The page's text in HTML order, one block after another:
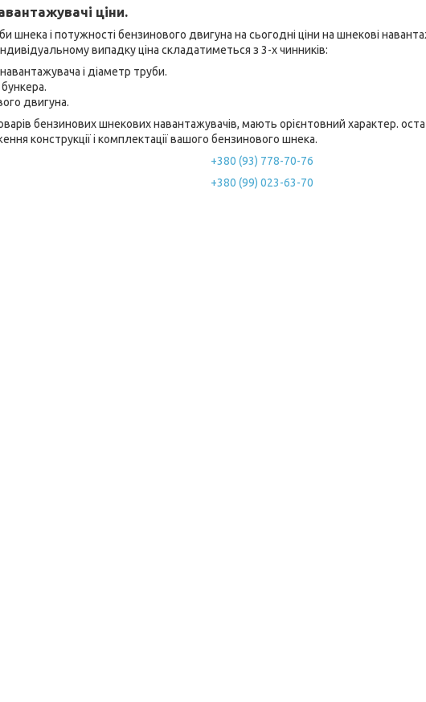
ціни.
шнека і потужності бензинового двигуна на сьогодні ціни на шнекові
випадку ціна складатиметься з 3-х чинників:
і діаметр труби.
двигуна.
бензинових шнекових навантажувачів, мають орієнтовний характер.
конструкції і комплектації вашого бензинового шнека.
+380 (93) 778-70-76
+380 (99) 023-63-70